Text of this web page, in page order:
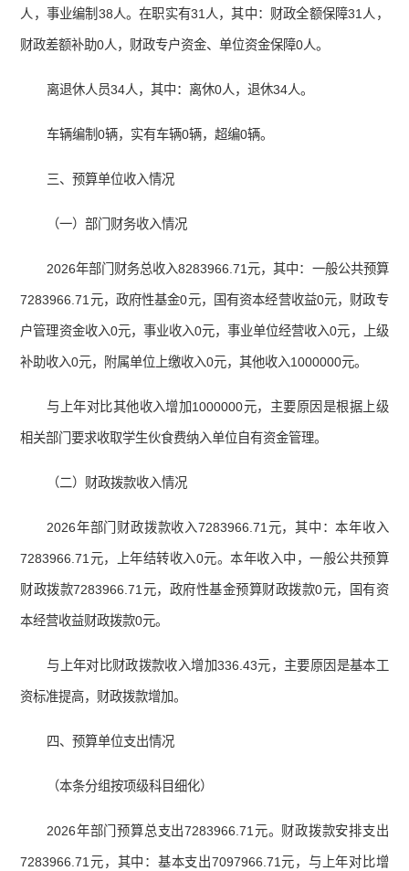
人，事业编制38人。在职实有31人，其中：财政全额保障31人，
财政差额补助0人，财政专户资金、单位资金保障0人。
离退休人员34人，其中：离休0人，退休34人。
车辆编制0辆，实有车辆0辆，超编0辆。
三、预算单位收入情况
（一）部门财务收入情况
2026年部门财务总收入8283966.71元，其中：一般公共预算
7283966.71元，政府性基金0元，国有资本经营收益0元，财政专
户管理资金收入0元，事业收入0元，事业单位经营收入0元，上级
补助收入0元，附属单位上缴收入0元，其他收入1000000元。
与上年对比其他收入增加1000000元，主要原因是根据上级
相关部门要求收取学生伙食费纳入单位自有资金管理。
（二）财政拨款收入情况
2026年部门财政拨款收入7283966.71元，其中：本年收入
7283966.71元，上年结转收入0元。本年收入中，一般公共预算
财政拨款7283966.71元，政府性基金预算财政拨款0元，国有资
本经营收益财政拨款0元。
与上年对比财政拨款收入增加336.43元，主要原因是基本工
资标准提高，财政拨款增加。
四、预算单位支出情况
（本条分组按项级科目细化）
2026年部门预算总支出7283966.71元。财政拨款安排支出
7283966.71元，其中：基本支出7097966.71元，与上年对比增